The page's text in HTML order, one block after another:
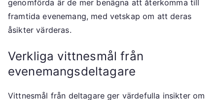
genomförda är de mer benägna att återkomma till
framtida evenemang, med vetskap om att deras
åsikter värderas.
Verkliga vittnesmål från
evenemangsdeltagare
Vittnesmål från deltagare ger värdefulla insikter om